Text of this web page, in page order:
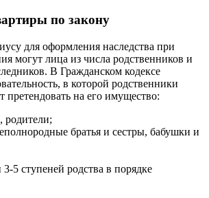
по закону
для оформления наследства при
могут лица из числа родственников и
В Гражданском кодексе
в которой родственники
претендовать на его имущество:
родители;
братья и сестры, бабушки и
5 ступеней родства в порядке